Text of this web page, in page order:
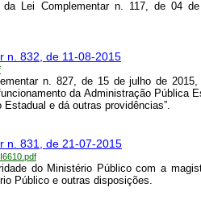
da Lei Complementar n. 117, de 04
n. 832, de 11-08-2015
n. 827, de 15 de julho de 2015,
da Administração Pública
e dá outras providências”.
n. 831, de 21-07-2015
do Ministério Público com a
Público e outras disposições.